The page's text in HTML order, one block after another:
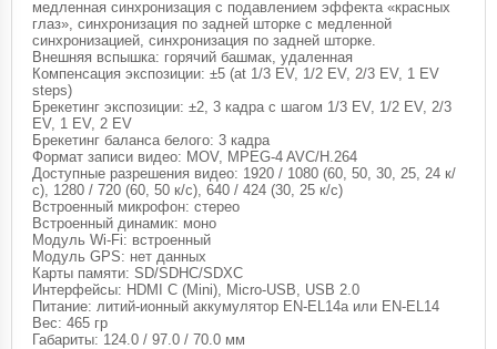
медленная синхронизация с подавлением эффекта «красных
глаз», синхронизация по задней шторке с медленной
синхронизацией, синхронизация по задней шторке.
Внешняя вспышка: горячий башмак, удаленная
Компенсация экспозиции: ±5 (at 1/3 EV, 1/2 EV, 2/3 EV, 1 EV
steps)
Брекетинг экспозиции: ±2, 3 кадра с шагом 1/3 EV, 1/2 EV, 2/3
EV, 1 EV, 2 EV
Брекетинг баланса белого: 3 кадра
Формат записи видео: MOV, MPEG-4 AVC/H.264
Доступные разрешения видео: 1920 / 1080 (60, 50, 30, 25, 24 к/
с), 1280 / 720 (60, 50 к/с), 640 / 424 (30, 25 к/с)
Встроенный микрофон: стерео
Встроенный динамик: моно
Модуль Wi-Fi: встроенный
Модуль GPS: нет данных
Карты памяти: SD/SDHC/SDXC
Интерфейсы: HDMI C (Mini), Micro-USB, USB 2.0
Питание: литий-ионный аккумулятор EN-EL14a или EN-EL14
Вес: 465 гр
Габариты: 124.0 / 97.0 / 70.0 мм